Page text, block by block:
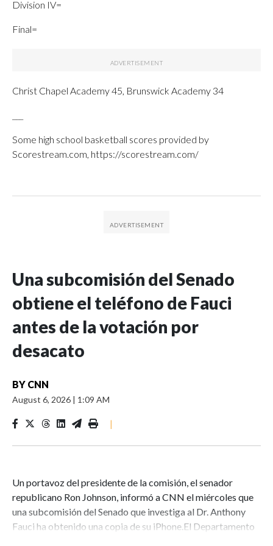
Division IV=
Final=
Christ Chapel Academy 45, Brunswick Academy 34
Some high school basketball scores provided by
Scorestream.com, https://scorestream.com/
Una subcomisión del Senado
obtiene el teléfono de Fauci
antes de la votación por
desacato
BY CNN
August 6, 2026 | 1:09 AM
|
Un portavoz del presidente de la comisión, el senador
republicano Ron Johnson, informó a CNN el miércoles que
una subcomisión del Senado que investiga al Dr. Anthony
Fauci ha obtenido una copia de su iPhone.El Departamento